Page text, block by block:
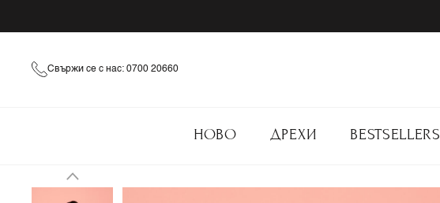
Свържи се с нас: 0700 20660
НОВО ДРЕХИ BESTSELLERS